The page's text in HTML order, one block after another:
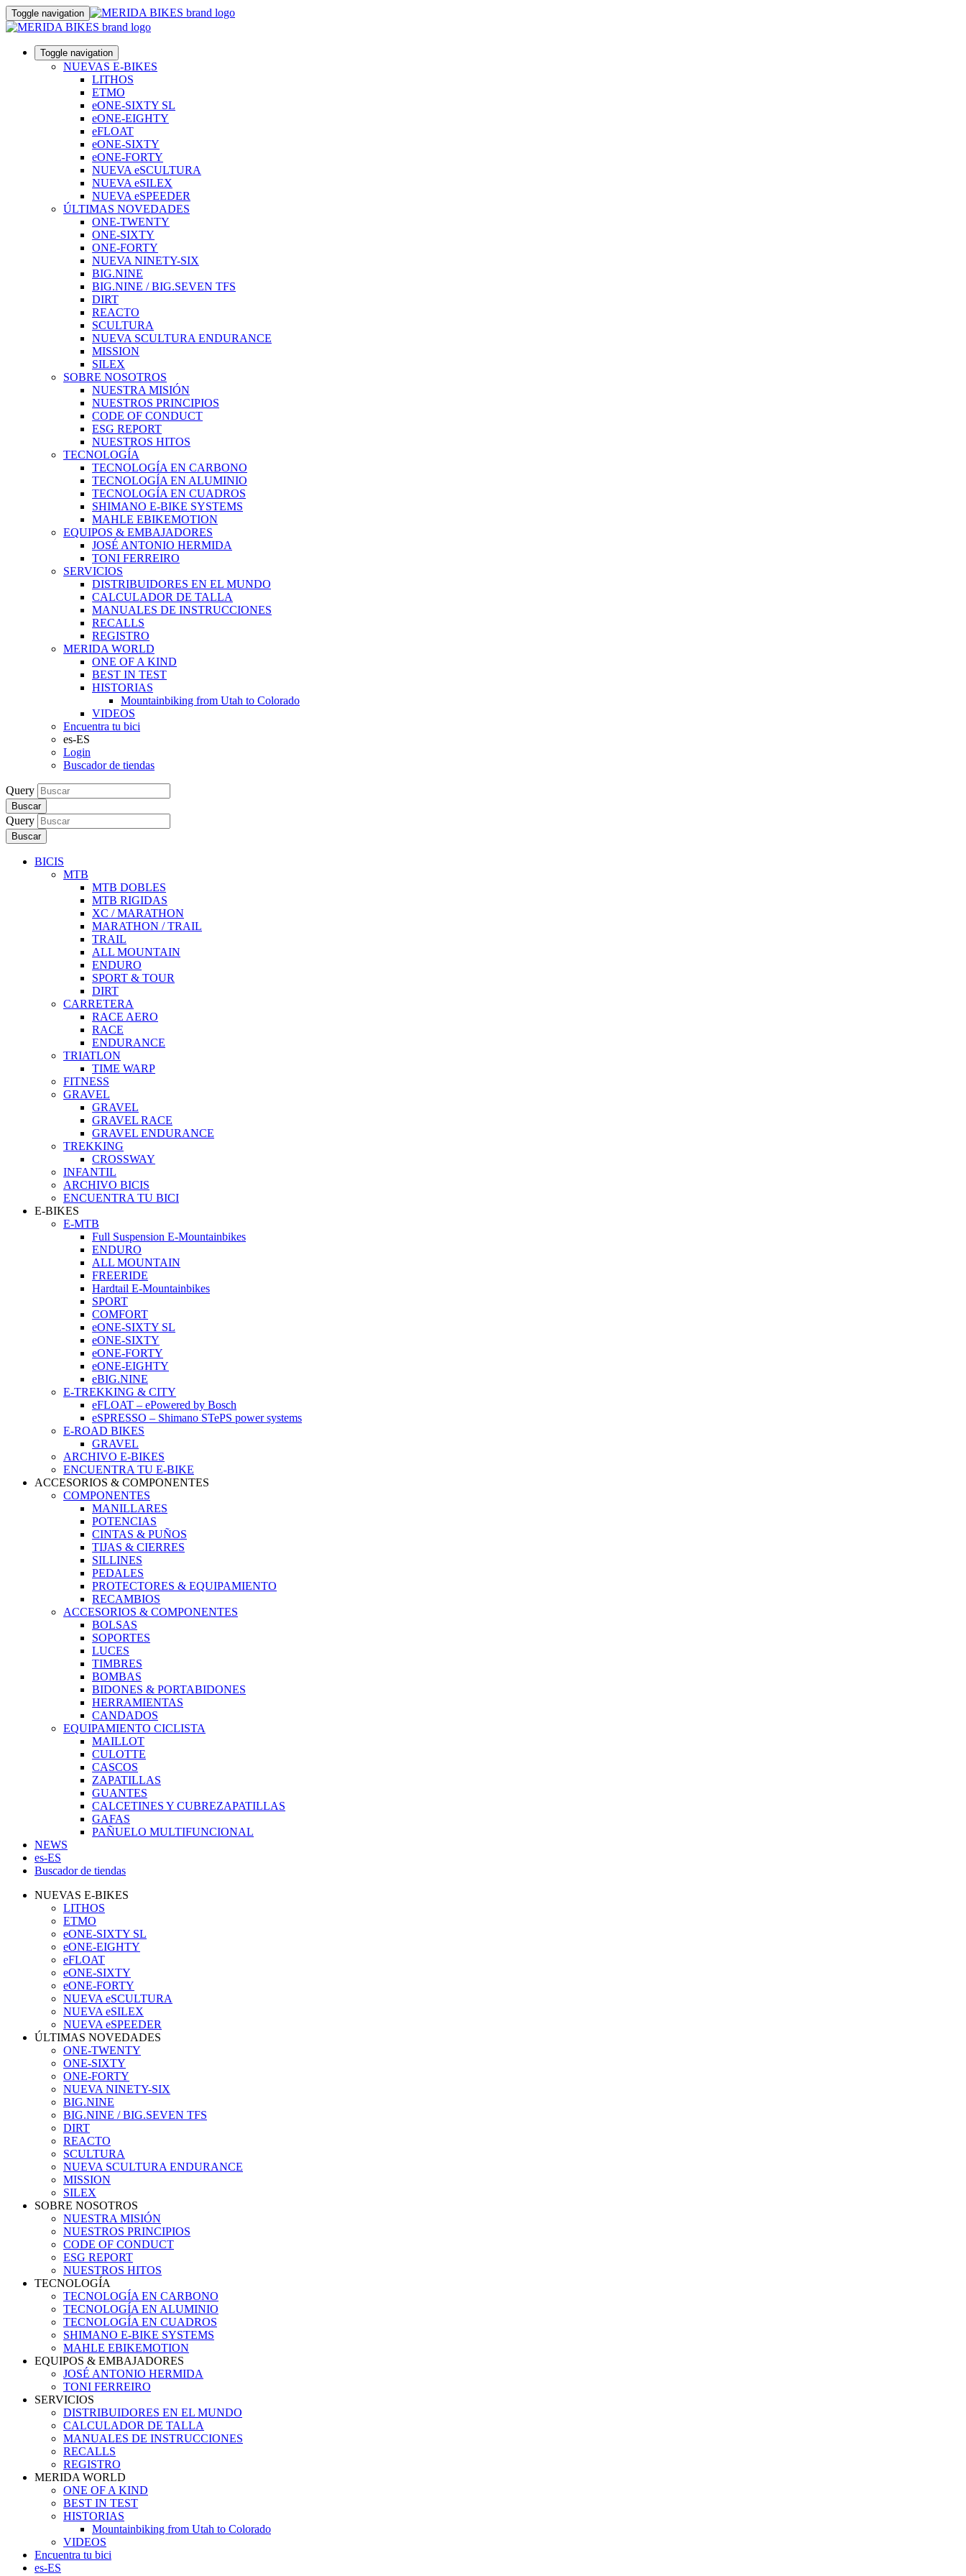
Toggle navigation
Toggle navigation
NUEVAS E-BIKES
LITHOS
ETMO
eONE-SIXTY SL
eONE-EIGHTY
eFLOAT
eONE-SIXTY
eONE-FORTY
NUEVA eSCULTURA
NUEVA eSILEX
NUEVA eSPEEDER
ÚLTIMAS NOVEDADES
ONE-TWENTY
ONE-SIXTY
ONE-FORTY
NUEVA NINETY-SIX
BIG.NINE
BIG.NINE / BIG.SEVEN TFS
DIRT
REACTO
SCULTURA
NUEVA SCULTURA ENDURANCE
MISSION
SILEX
SOBRE NOSOTROS
NUESTRA MISIÓN
NUESTROS PRINCIPIOS
CODE OF CONDUCT
ESG REPORT
NUESTROS HITOS
TECNOLOGÍA
TECNOLOGÍA EN CARBONO
TECNOLOGÍA EN ALUMINIO
TECNOLOGÍA EN CUADROS
SHIMANO E-BIKE SYSTEMS
MAHLE EBIKEMOTION
EQUIPOS & EMBAJADORES
JOSÉ ANTONIO HERMIDA
TONI FERREIRO
SERVICIOS
DISTRIBUIDORES EN EL MUNDO
CALCULADOR DE TALLA
MANUALES DE INSTRUCCIONES
RECALLS
REGISTRO
MERIDA WORLD
ONE OF A KIND
BEST IN TEST
HISTORIAS
Mountainbiking from Utah to Colorado
VIDEOS
Encuentra tu bici
es-ES
Login
Buscador de tiendas
Query
Buscar
Query
Buscar
BICIS
MTB
MTB DOBLES
MTB RIGIDAS
XC / MARATHON
MARATHON / TRAIL
TRAIL
ALL MOUNTAIN
ENDURO
SPORT & TOUR
DIRT
CARRETERA
RACE AERO
RACE
ENDURANCE
TRIATLON
TIME WARP
FITNESS
GRAVEL
GRAVEL
GRAVEL RACE
GRAVEL ENDURANCE
TREKKING
CROSSWAY
INFANTIL
ARCHIVO BICIS
ENCUENTRA TU BICI
E-BIKES
E-MTB
Full Suspension E-Mountainbikes
ENDURO
ALL MOUNTAIN
FREERIDE
Hardtail E-Mountainbikes
SPORT
COMFORT
eONE-SIXTY SL
eONE-SIXTY
eONE-FORTY
eONE-EIGHTY
eBIG.NINE
E-TREKKING & CITY
eFLOAT – ePowered by Bosch
eSPRESSO – Shimano STePS power systems
E-ROAD BIKES
GRAVEL
ARCHIVO E-BIKES
ENCUENTRA TU E-BIKE
ACCESORIOS & COMPONENTES
COMPONENTES
MANILLARES
POTENCIAS
CINTAS & PUÑOS
TIJAS & CIERRES
SILLINES
PEDALES
PROTECTORES & EQUIPAMIENTO
RECAMBIOS
ACCESORIOS & COMPONENTES
BOLSAS
SOPORTES
LUCES
TIMBRES
BOMBAS
BIDONES & PORTABIDONES
HERRAMIENTAS
CANDADOS
EQUIPAMIENTO CICLISTA
MAILLOT
CULOTTE
CASCOS
ZAPATILLAS
GUANTES
CALCETINES Y CUBREZAPATILLAS
GAFAS
PAÑUELO MULTIFUNCIONAL
NEWS
es-ES
Buscador de tiendas
NUEVAS E-BIKES
LITHOS
ETMO
eONE-SIXTY SL
eONE-EIGHTY
eFLOAT
eONE-SIXTY
eONE-FORTY
NUEVA eSCULTURA
NUEVA eSILEX
NUEVA eSPEEDER
ÚLTIMAS NOVEDADES
ONE-TWENTY
ONE-SIXTY
ONE-FORTY
NUEVA NINETY-SIX
BIG.NINE
BIG.NINE / BIG.SEVEN TFS
DIRT
REACTO
SCULTURA
NUEVA SCULTURA ENDURANCE
MISSION
SILEX
SOBRE NOSOTROS
NUESTRA MISIÓN
NUESTROS PRINCIPIOS
CODE OF CONDUCT
ESG REPORT
NUESTROS HITOS
TECNOLOGÍA
TECNOLOGÍA EN CARBONO
TECNOLOGÍA EN ALUMINIO
TECNOLOGÍA EN CUADROS
SHIMANO E-BIKE SYSTEMS
MAHLE EBIKEMOTION
EQUIPOS & EMBAJADORES
JOSÉ ANTONIO HERMIDA
TONI FERREIRO
SERVICIOS
DISTRIBUIDORES EN EL MUNDO
CALCULADOR DE TALLA
MANUALES DE INSTRUCCIONES
RECALLS
REGISTRO
MERIDA WORLD
ONE OF A KIND
BEST IN TEST
HISTORIAS
Mountainbiking from Utah to Colorado
VIDEOS
Encuentra tu bici
es-ES